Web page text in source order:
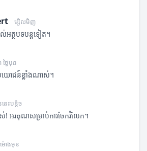
ម្សិលមិញ
អត្ថបទបន្តទៀត។
ថ្ងៃមុន
រយោជន៍ខ្លាំងណាស់។
េះបន្តិច
! អរគុណសម្រាប់ការចែករំលែក។
ោងមុន